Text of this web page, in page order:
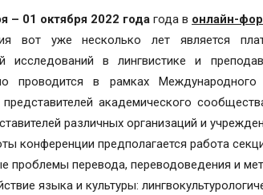
– 01 октября 2022 года года в онлайн-
вот уже несколько лет является
исследований в лингвистике и
проводится в рамках
представителей академического
различных организаций и
конференции предполагается работа
проблемы перевода, переводоведения и
языка и культуры: